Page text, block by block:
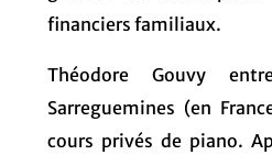
financiers familiaux.
Théodore Gouvy
Sarreguemines (en
cours privés de piano.